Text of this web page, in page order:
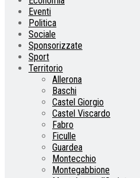
Eventi
Politica
Sociale
Sponsorizzate
Sport
Territorio
Allerona
Baschi
Castel Giorgio
Castel Viscardo
Fabro
Ficulle
Guardea
Montecchio
Montegabbione